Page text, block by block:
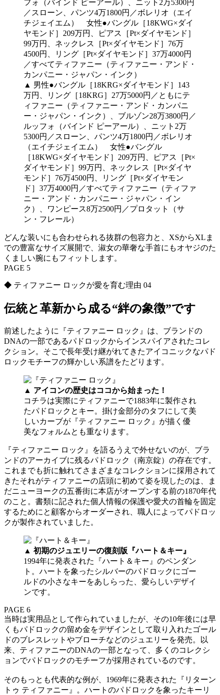
▲ 男性●バングル［18KRG×ダイヤモンド］143
万円、リング［18KRG］27万5000円／ともにテ
ィファニー（ティファニー・アンド・カンパニ
ー・ジャパン・インク）、ブルゾン28万3800円／
ルッフォ（バインド ピーアール）、ニット2万
5300円／スローン、パンツ4万1800円／ボレリオ
（エイチジェイエム） 女性●バングル
［18KWG×ダイヤモンド］209万円、ピアス［Pt×
ダイヤモンド］99万円、ネックレス［Pt×ダイヤ
モンド］76万4500円、リング［Pt×ダイヤモン
ド］37万4000円／すべてティファニー（ティファ
ニー・アンド・カンパニー・ジャパン・イン
ク）、ワンピース8万2500円／プロタット（サ
ン・フレール）
どんな装いにも合わせられる抜群の包容力と、XSからXLま
での豊富なサイズ展開で、淑女の華奢な手首にもオヤジのた
くましい腕にもフィットします。
PAGE 5
◆ ティファニー ロックが愛を育む理由 04
伝統と革新から成る“絆の象徴”です
前述したように『ティファニー ロック』は、ブランドの
DNAの一部であるパドロックからインスパイアされたコレ
クション。そこで長年受け継がれてきたアイコニックなパド
ロックモチーフの輝かしい系譜をたどります。
▲ アイコンの歴史はココから始まった！
コチラは実際にティファニーで1883年に製作され
たパドロックとキー。掛け金部分のタフにして美
しいカーブが『ティファニー ロック』が描く優
美なフォルムとも重なります。
『ティファニー ロック』を語るうえで外せないのが、ブラ
ンドのアーカイブに残るパドロック（南京錠）の存在です。
これまでも折に触れてさまざまなコレクションに採用されて
きたそれがティファニーの店頭に初めて姿を現したのは、ま
だニューヨークの五番街に本店がオープンする前の1870年代
のこと。書類に記された個人情報の保護や愛犬の首輪を固定
するためにと顧客からオーダーされ、職人によってパドロッ
クが製作されていました。
▲ 初期のジュエリーの復刻版『ハート＆キー』
1994年に発表された『ハート＆キー』のペンダン
ト。ハートを象ったシルバーのパドロックにゴー
ルドの小さなキーをあしらった、愛らしいデザイ
ンです。
PAGE 6
当時は実用品として作られていましたが、その10年後には早
くもパドロックの留め金をデザインとして取り入れたゴール
ドのブレスレットやブローチなどのジュエリーを発売。以
来、ティファニーのDNAの一部となって、多くのコレクシ
ョンでパドロックのモチーフが採用されているのです。
そのもっとも代表的な例が、1969年に発表された『リターン
トゥ ティファニー』。ハートのパドロックを象ったキーリ